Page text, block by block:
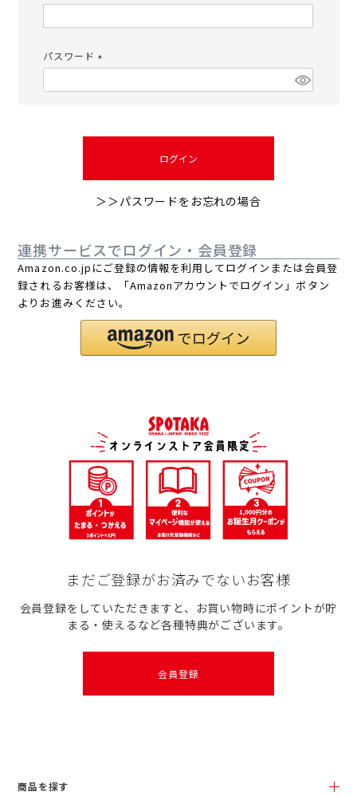
須)
パスワード
須)
ログイン
＞＞パスワードをお忘れの場合
連携サービスでログイン・会員登録
Amazon.co.jpにご登録の情報を利用してログインまたは会員登
録されるお客様は、「Amazonアカウントでログイン」ボタン
よりお進みください。
まだご登録がお済みでないお客様
会員登録をしていただきますと、お買い物時にポイントが貯
まる・使えるなど各種特典がございます。
会員登録
商品を探す